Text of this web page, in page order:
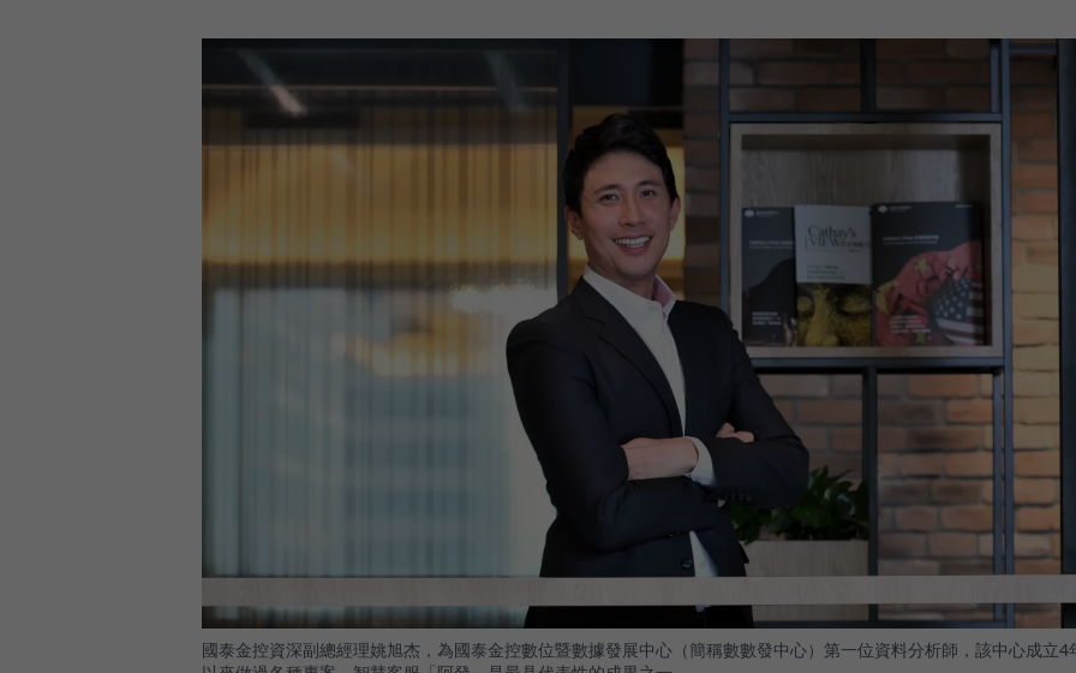
國泰金控資深副總經理姚旭杰，為國泰金控數位暨數據發展中心（簡稱數數發中心）第一位資料分析師，該中心成立4